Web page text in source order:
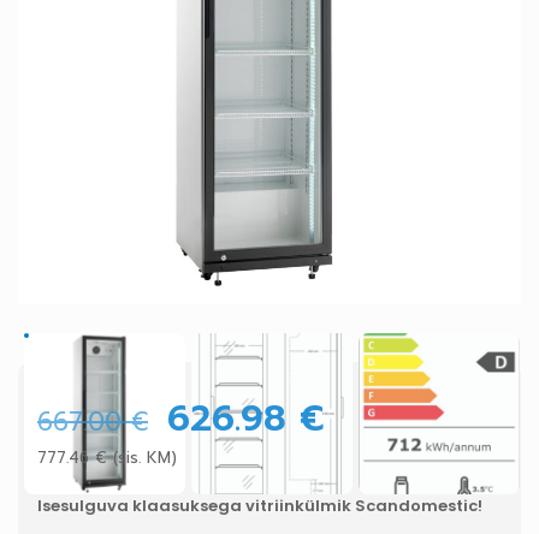
667.00€ 626.98 €
777.46€(sis. KM)
Isesulguva klaasuksega vitriinkülmik Scandomestic!